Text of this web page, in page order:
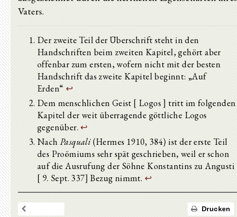
Vaters.
Der zweite Teil der Überschrift steht in den
Handschriften beim zweiten Kapitel, gehört aber
offenbar zum ersten, wofern nicht mit der besten
Handschrift das zweite Kapitel beginnt: „Auf
Erden“ ↩
Dem menschlichen Geist [ Logos ] tritt im folgenden
Kapitel der weit überragende göttliche Logos
gegenüber. ↩
Nach Pasquali(Hermes 1910, 384) ist der erste Teil
des Proömiums sehr spät geschrieben, weil er schon
auf die Ausrufung der Söhne Konstantins zu Angusti
[ 9. Sept. 337] Bezug nimmt. ↩
Drucken